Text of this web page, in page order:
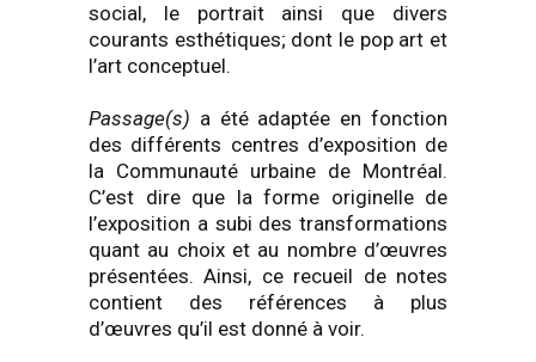
social, le portrait ainsi que divers
courants esthétiques; dont le pop art et
l’art conceptuel.
Passage(s) a été adaptée en fonction
des différents centres d’exposition de
la Communauté urbaine de Montréal.
C’est dire que la forme originelle de
l’exposition a subi des transformations
quant au choix et au nombre d’œuvres
présentées. Ainsi, ce recueil de notes
contient des références à plus
d’œuvres qu’il est donné à voir.